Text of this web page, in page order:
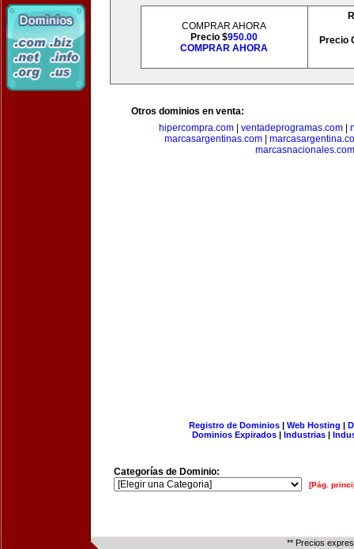
COMPRAR AHORA
Precio $950.00
COMPRAR AHORA
Precio
Otros dominios en venta:
hipercompra.com
ventadeprogramas.com
marcasargentinas.com
marcasnacionales.com
Registro de Dominios| Web Hosting |
Dominios Expirados | Industrias |
Categorías de Dominio:
[Pág.
** Precios